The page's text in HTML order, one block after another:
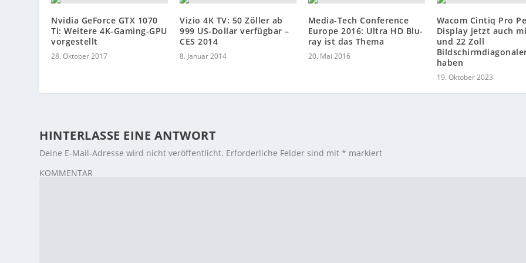
Nvidia GeForce GTX 1070
Ti: Weitere 4K-Gaming-GPU
vorgestellt
28. Oktober 2017
Vizio 4K TV: 50 Zöller ab
999 US-Dollar verfügbar –
CES 2014
8. Januar 2014
Media-Tech Conference
Europe 2016: Ultra HD Blu-
ray ist das Thema
20. Mai 2016
Wacom Cintiq Pro
Display jetzt auch
und 22 Zoll
haben
19. Oktober 2023
HINTERLASSE EINE ANTWORT
Deine E-Mail-Adresse wird nicht veröffentlicht. Erforderliche Felder sind mit* markiert
KOMMENTAR